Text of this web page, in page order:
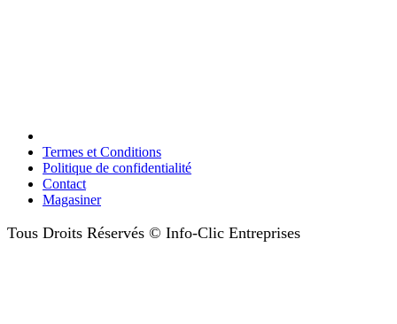
Termes et Conditions
Politique de confidentialité
Contact
Magasiner
Tous Droits Réservés © Info-Clic Entreprises